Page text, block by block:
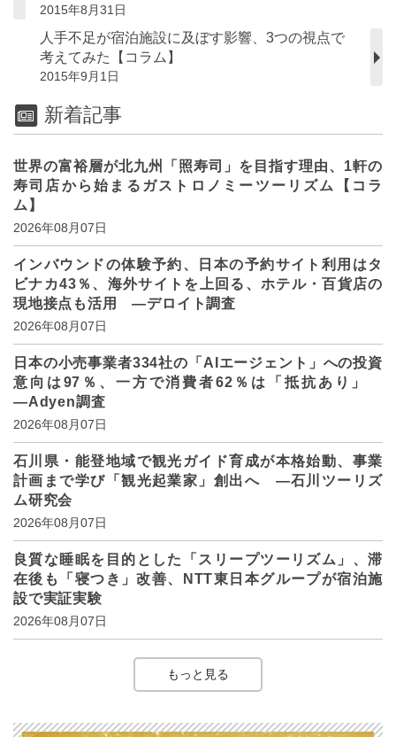
2015年8月31日
人手不足が宿泊施設に及ぼす影響、3つの視点で
考えてみた【コラム】
2015年9月1日
新着記事
世界の富裕層が北九州「照寿司」を目指す理由、1軒の
寿司店から始まるガストロノミーツーリズム【コラ
ム】
2026年08月07日
インバウンドの体験予約、日本の予約サイト利用はタ
ビナカ43％、海外サイトを上回る、ホテル・百貨店の
現地接点も活用 ―デロイト調査
2026年08月07日
日本の小売事業者334社の「AIエージェント」への投資
意向は97％、一方で消費者62％は「抵抗あり」
―Adyen調査
2026年08月07日
石川県・能登地域で観光ガイド育成が本格始動、事業
計画まで学び「観光起業家」創出へ ―石川ツーリズ
ム研究会
2026年08月07日
良質な睡眠を目的とした「スリープツーリズム」、滞
在後も「寝つき」改善、NTT東日本グループが宿泊施
設で実証実験
2026年08月07日
もっと見る